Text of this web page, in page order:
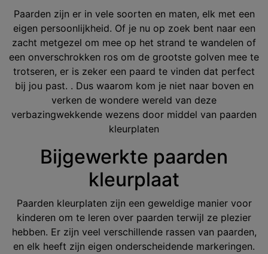
Paarden zijn er in vele soorten en maten, elk met een
eigen persoonlijkheid. Of je nu op zoek bent naar een
zacht metgezel om mee op het strand te wandelen of
een onverschrokken ros om de grootste golven mee te
trotseren, er is zeker een paard te vinden dat perfect
bij jou past. . Dus waarom kom je niet naar boven en
verken de wondere wereld van deze
verbazingwekkende wezens door middel van paarden
kleurplaten
Bijgewerkte paarden
kleurplaat
Paarden kleurplaten zijn een geweldige manier voor
kinderen om te leren over paarden terwijl ze plezier
hebben. Er zijn veel verschillende rassen van paarden,
en elk heeft zijn eigen onderscheidende markeringen.